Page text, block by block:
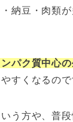
納豆・肉類
パク質中心
すくなるので
う方や、普